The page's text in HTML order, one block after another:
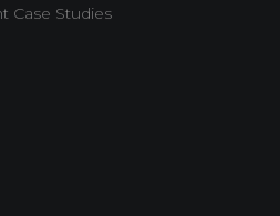
Case Studies